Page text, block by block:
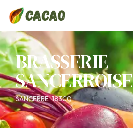
BRASSERIE
SANCERROISE
SANCERRE · 18300